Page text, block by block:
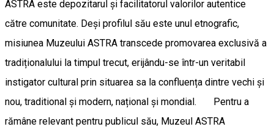
ASTRA este depozitarul și facilitatorul valorilor autentice
către comunitate. Deși profilul său este unul etnografic,
misiunea Muzeului ASTRA transcede promovarea exclusivă a
tradiționalului la timpul trecut, erijându-se într-un veritabil
instigator cultural prin situarea sa la confluența dintre vechi și
nou, traditional și modern, național și mondial. Pentru a
rămâne relevant pentru publicul său, Muzeul ASTRA